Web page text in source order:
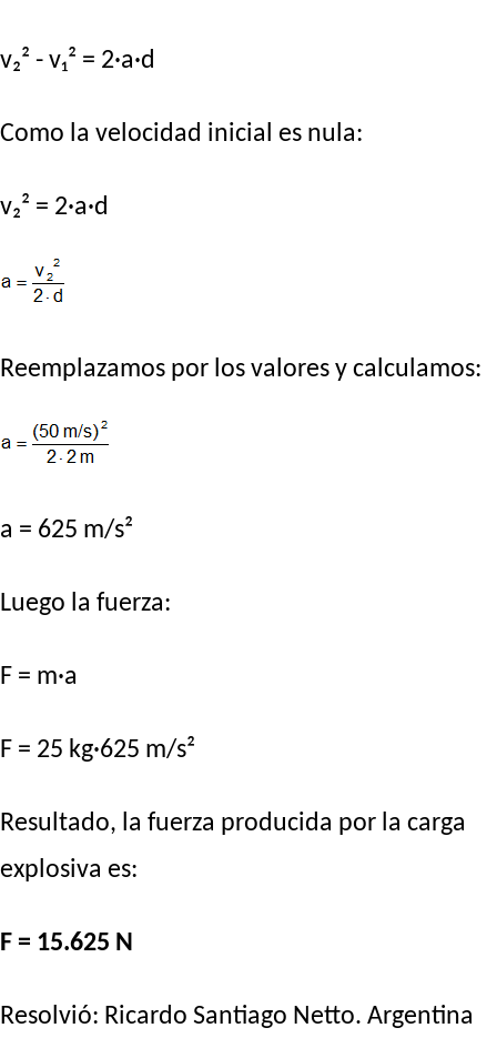
v₂² - v₁² = 2·a·d
Como la velocidad inicial es nula:
v₂² = 2·a·d
Reemplazamos por los valores y calculamos:
a = 625 m/s²
Luego la fuerza:
F = m·a
F = 25 kg·625 m/s²
Resultado, la fuerza producida por la carga
explosiva es:
F = 15.625 N
Resolvió: Ricardo Santiago Netto. Argentina